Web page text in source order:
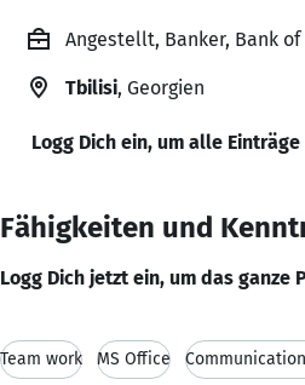
Angestellt, Banker, Bank of
Tbilisi, Georgien
Logg Dich ein, um alle Einträge
Fähigkeiten und
Logg Dich jetzt ein, um das ganze
Team work MS Office